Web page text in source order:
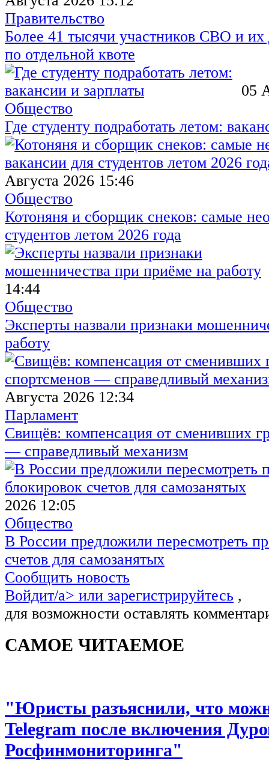
Правительство
Более 41 тысячи участников СВО и их
по отдельной квоте
05
Общество
Где студенту подработать летом:
Августа 2026 15:46
Общество
Котоняня и сборщик снеков: самые
студентов летом 2026 года
14:44
Общество
Эксперты назвали признаки
работу
Августа 2026 12:34
Парламент
Свищёв: компенсация от сменивших
— справедливый механизм
2026 12:05
Общество
В России предложили пересмотреть
счетов для самозанятых
Сообщить новость
Войдит/a> или зарегистрируйтесь ,
для возможности оставлять
САМОЕ ЧИТАЕМОЕ
"Юристы разъяснили, что
Telegram после включения
Росфинмониторинга"